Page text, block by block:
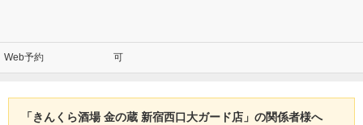
Web予約 可
「きんくら酒場 金の蔵 新宿西口大ガード店」の関係者様へ